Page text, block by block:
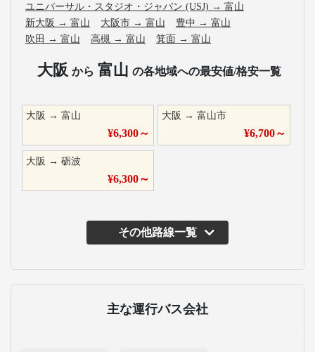
ユニバーサル・スタジオ・ジャパン (USJ) → 富山
新大阪 → 富山 大阪市 → 富山 豊中 → 富山
吹田 → 富山 高槻 → 富山 箕面 → 富山
大阪 から 富山 の各地域への最安値/格安一覧
大阪 → 富山
¥6,300～
大阪 →富山市
¥6,700～
大阪 → 砺波
¥6,300～
その他路線一覧
主な運行バス会社